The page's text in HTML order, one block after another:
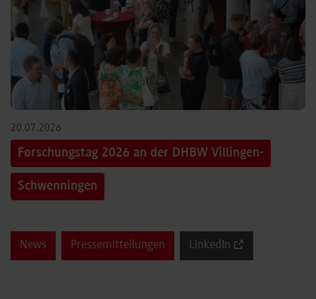
20.07.2026
Forschungstag 2026 an der DHBW Villingen-
Schwenningen
News Pressemitteilungen LinkedIn